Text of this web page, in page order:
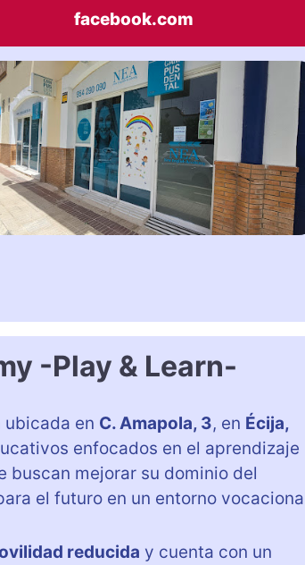
facebook.com
-Play & Learn-
en C. Amapola, 3, en Écija,
enfocados en el aprendizaje
buscan mejorar su dominio del
el futuro en un entorno
reducida y cuenta con un